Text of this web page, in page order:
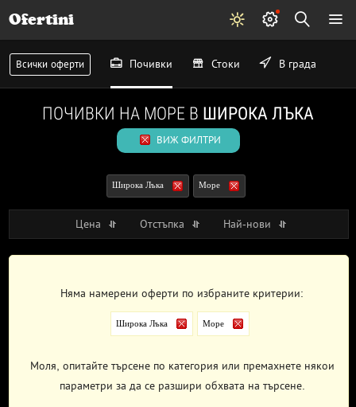
Ofertini
Всички оферти Почивки Стоки В града
ПОЧИВКИ НА МОРЕ В ШИРОКА ЛЪКА
ВИЖ ФИЛТРИ
Широка Лъка Море
Цена Отстъпка Най-нови
Няма намерени оферти по избраните критерии:
Широка Лъка Море
Моля, опитайте търсене по категория или премахнете някои
параметри за да се разшири обхвата на търсене.